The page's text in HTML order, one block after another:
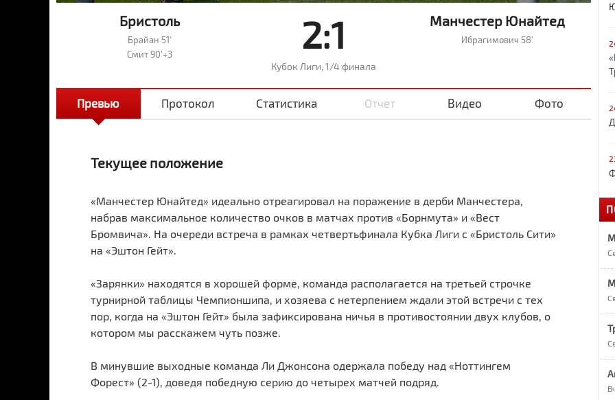
Бристоль
Брайан 51'
Смит 90'+3
2:1
Кубок Лиги, 1/4 финала
Манчестер Юнайтед
Ибрагимович 58'
Превью Протокол Статистика Отчет Видео Фото
Текущее положение
«Манчестер Юнайтед» идеально отреагировал на поражение в дерби Манчестера,
набрав максимальное количество очков в матчах против «Борнмута» и «Вест
Бромвича». На очереди встреча в рамках четвертьфинала Кубка Лиги с «Бристоль Сити»
на «Эштон Гейт».
«Зарянки» находятся в хорошей форме, команда располагается на третьей строчке
турнирной таблицы Чемпионшипа, и хозяева с нетерпением ждали этой встречи с тех
пор, когда на «Эштон Гейт» была зафиксирована ничья в противостоянии двух клубов, о
котором мы расскажем чуть позже.
В минувшие выходные команда Ли Джонсона одержала победу над «Ноттингем
Форест» (2-1), доведя победную серию до четырех матчей подряд.